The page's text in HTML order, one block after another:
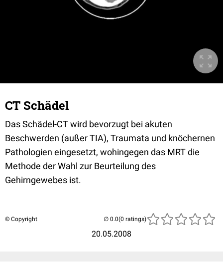
CT Schädel
Das Schädel-CT wird bevorzugt bei akuten
Beschwerden (außer TIA), Traumata und knöchernen
Pathologien eingesetzt, wohingegen das MRT die
Methode der Wahl zur Beurteilung des
Gehirngewebes ist.
© Copyright
20.05.2008
(0 ratings)